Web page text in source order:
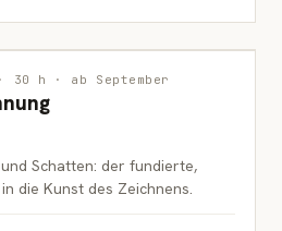
1 PLATZ FREI
30 h · ab September
Schatten: der fundierte,
die Kunst des Zeichnens.